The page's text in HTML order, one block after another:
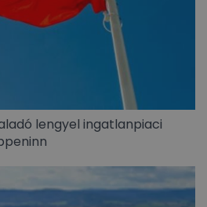
lengyel ingatlanpiaci